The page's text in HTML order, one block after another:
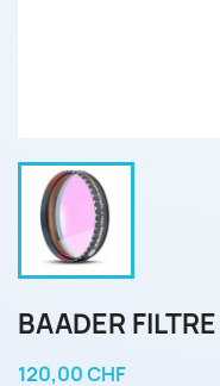
BAADER
120,00 CHF